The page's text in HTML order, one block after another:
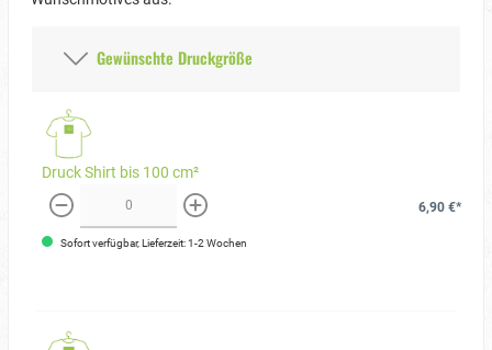
Gewünschte Druckgröße
Druck Shirt bis 100 cm²
weniger mehr
6,90 €*
Sofort verfügbar, Lieferzeit: 1-2 Wochen